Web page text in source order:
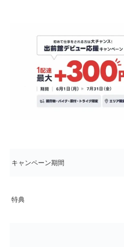
キャンペーン期間
特典